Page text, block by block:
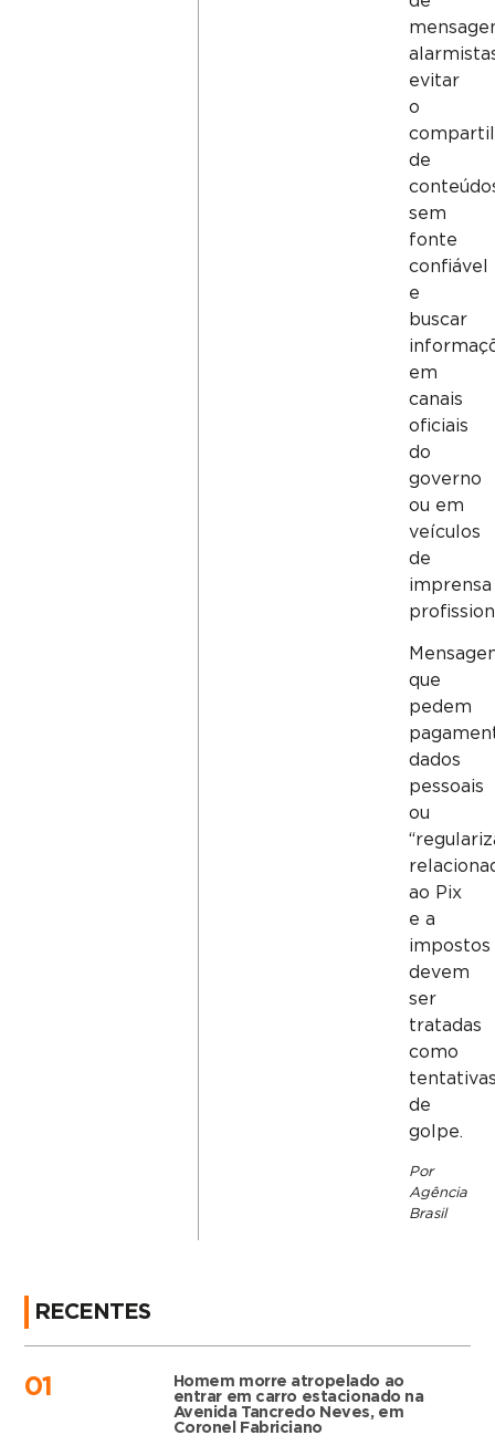
evitar
o
de
sem
fonte
confiável
e
buscar
em
canais
oficiais
do
governo
ou em
veículos
de
imprensa
que
pedem
dados
pessoais
ou
ao Pix
e a
impostos
devem
ser
tratadas
como
de
golpe.
Por
Agência
Brasil
RECENTES
01
Homem morre atropelado ao
entrar em carro estacionado na
Avenida Tancredo Neves, em
Coronel Fabriciano